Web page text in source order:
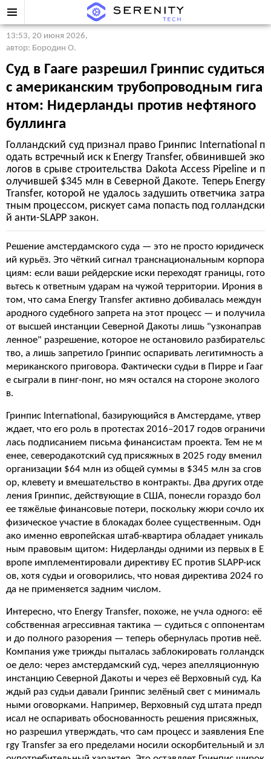
13:53, 20 июня 2026,
автор: Бородин О.
Суд в Гааге разрешил Гринпис судиться
с американским трубопроводным гига
нтом: Нидерланды против нефтяного
буллинга
Голландский суд признал право Гринпис International п
одать встречный иск к Energy Transfer, обвинившей эко
логов в срыве строительства Dakota Access Pipeline и п
олучившей $345 млн в Северной Дакоте. Теперь Energy
Transfer, которой не удалось задушить ответчика затра
тным процессом, рискует сама попасть под голландски
й анти-SLAPP закон.
Решение амстердамского суда — это не просто юридическ
ий курьёз. Это чёткий сигнал транснациональным корпора
циям: если ваши рейдерские иски переходят границы, гото
вьтесь к ответным ударам на чужой территории. Ирония в
том, что сама Energy Transfer активно добивалась междун
ародного судебного запрета на этот процесс — и получила
от высшей инстанции Северной Дакоты лишь "узконаправ
ленное" разрешение, которое не остановило разбирательс
тво, а лишь запретило Гринпис оспаривать легитимность а
мериканского приговора. Фактически судьи в Пирре и Гааг
е сыграли в пинг-понг, но мяч остался на стороне эколого
в.
Гринпис International, базирующийся в Амстердаме, утвер
ждает, что его роль в протестах 2016–2017 годов ограничи
лась подписанием письма финансистам проекта. Тем не м
енее, северодакотский суд присяжных в 2025 году вменил
организации $64 млн из общей суммы в $345 млн за сгов
ор, клевету и вмешательство в контракты. Два других отде
ления Гринпис, действующие в США, понесли гораздо бол
ее тяжёлые финансовые потери, поскольку жюри сочло их
физическое участие в блокадах более существенным. Одн
ако именно европейская штаб-квартира обладает уникаль
ным правовым щитом: Нидерланды одними из первых в Е
вропе имплементировали директиву ЕС против SLAPP-иск
ов, хотя судьи и оговорились, что новая директива 2024 го
да не применяется задним числом.
Интересно, что Energy Transfer, похоже, не учла одного: её
собственная агрессивная тактика — судиться с оппонентам
и до полного разорения — теперь обернулась против неё.
Компания уже трижды пыталась заблокировать голландск
ое дело: через амстердамский суд, через апелляционную
инстанцию Северной Дакоты и через её Верховный суд. Ка
ждый раз судьи давали Гринпис зелёный свет с минималь
ными оговорками. Например, Верховный суд штата предп
исал не оспаривать обоснованность решения присяжных,
но разрешил утверждать, что сам процесс и заявления Ene
rgy Transfer за его пределами носили оскорбительный и зл